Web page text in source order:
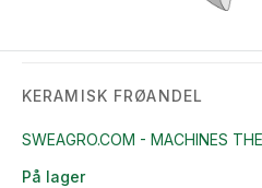
KERAMISK FRØANDEL
SWEAGRO.COM - MACHINES
På lager